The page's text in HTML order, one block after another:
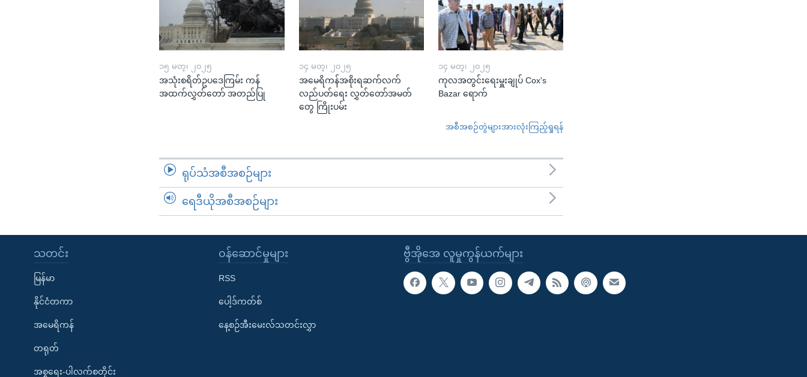
၁၅ မတ္၊ ၂၀၂၅
အသုံးစရိတ်ဥပဒေကြမ်း ကန်
အထက်လွှတ်တော် အတည်ပြု
၁၄ မတ္၊ ၂၀၂၅
အမေရိကန်အစိုးရဆက်လက်
လည်ပတ်ရေး လွှတ်တော်အမတ်
တွေ ကြိုးပမ်း
၁၄ မတ္၊ ၂၀၂၅
ကုလအတွင်းရေးမှူးချုပ် Cox's
Bazar ရောက်
အစီအစဉ်တွဲများအားလုံးကြည့်ရှုရန်
ရုပ်သံအစီအစဉ်များ
ရေဒီယိုအစီအစဉ်များ
ဗွီအိုအေ လူမှုကွန်ယက်များ
သတင်း
မြန်မာ
နိုင်ငံတကာ
အမေရိကန်
တရုတ်
အစ္စရေး-ပါလက်စတိုင်း
၀န်ဆောင်မှုများ
RSS
ပေါ့ဒ်ကတ်စ်
နေ့စဉ်အီးမေးလ်သတင်းလွှာ